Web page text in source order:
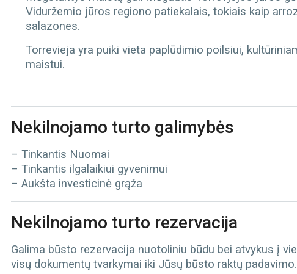
Viduržemio jūros regiono patiekalais, tokiais kaip
salazones.
Torrevieja yra puiki vieta paplūdimio poilsiui,
maistui.
Nekilnojamo turto galimybės
– Tinkantis Nuomai
– Tinkantis ilgalaikiui gyvenimui
– Aukšta investicinė grąža
Nekilnojamo turto rezervacija
Galima būsto rezervacija nuotoliniu būdu bei atvykus į
visų dokumentų tvarkymai iki Jūsų būsto raktų padavimo.